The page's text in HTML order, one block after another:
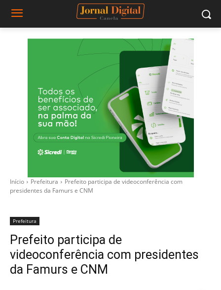
Início Prefeitura
Prefeito participa de videoconferência com
presidentes da Famurs e CNM
Prefeitura
Prefeito participa de
videoconferência com presidentes
da Famurs e CNM